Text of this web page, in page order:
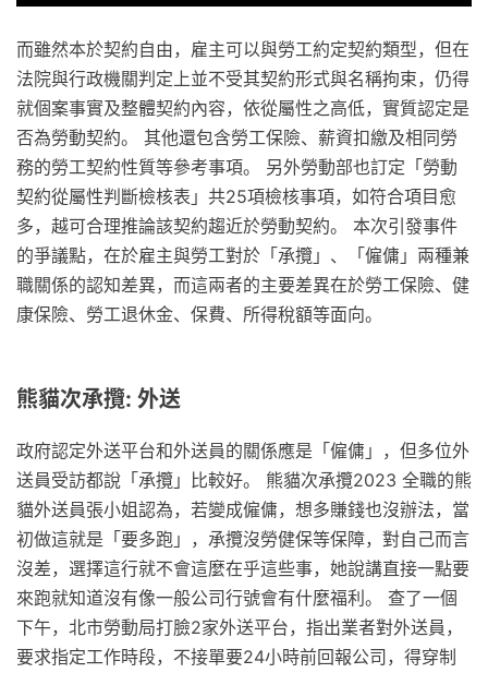
而雖然本於契約自由，雇主可以與勞工約定契約類型，但在
法院與行政機關判定上並不受其契約形式與名稱拘束，仍得
就個案事實及整體契約內容，依從屬性之高低，實質認定是
否為勞動契約。 其他還包含勞工保險、薪資扣繳及相同勞
務的勞工契約性質等參考事項。 另外勞動部也訂定「勞動
契約從屬性判斷檢核表」共25項檢核事項，如符合項目愈
多，越可合理推論該契約趨近於勞動契約。 本次引發事件
的爭議點，在於雇主與勞工對於「承攬」、「僱傭」兩種兼
職關係的認知差異，而這兩者的主要差異在於勞工保險、健
康保險、勞工退休金、保費、所得稅額等面向。
熊貓次承攬: 外送
政府認定外送平台和外送員的關係應是「僱傭」，但多位外
送員受訪都說「承攬」比較好。 熊貓次承攬2023 全職的熊
貓外送員張小姐認為，若變成僱傭，想多賺錢也沒辦法，當
初做這就是「要多跑」，承攬沒勞健保等保障，對自己而言
沒差，選擇這行就不會這麼在乎這些事，她說講直接一點要
來跑就知道沒有像一般公司行號會有什麼福利。 查了一個
下午，北市勞動局打臉2家外送平台，指出業者對外送員，
要求指定工作時段，不接單要24小時前回報公司，得穿制